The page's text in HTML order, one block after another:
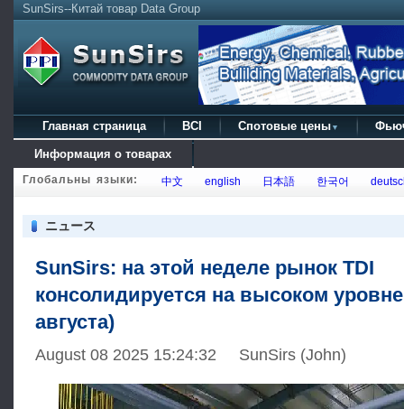
SunSirs--Китай товар Data Group
Главная страница BCI Спотовые цены ▼
Информация о товарах
Глобальны языки: 中文 english 日本語 한국어
ニュース
SunSirs: на этой неделе рынок TDI
консолидируется на высоком
августа)
August 08 2025 15:24:32 SunSirs (John)